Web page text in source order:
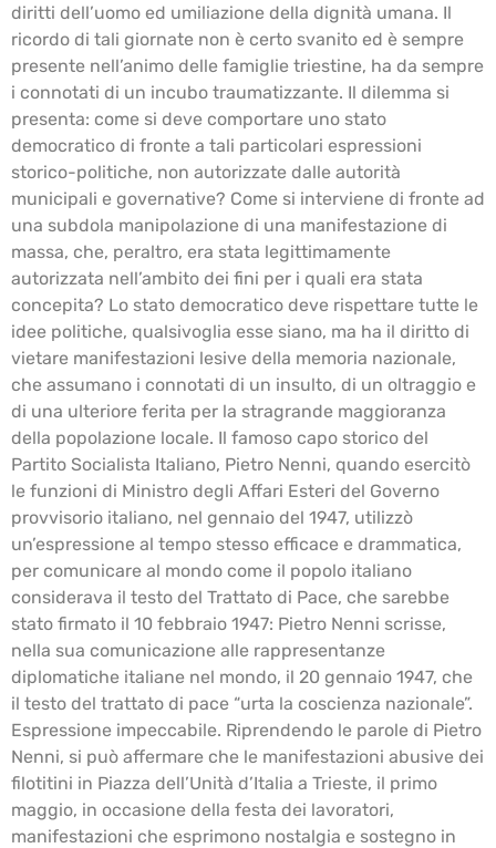
diritti dell’uomo ed umiliazione della dignità umana. Il
ricordo di tali giornate non è certo svanito ed è sempre
presente nell’animo delle famiglie triestine, ha da sempre
i connotati di un incubo traumatizzante. Il dilemma si
presenta: come si deve comportare uno stato
democratico di fronte a tali particolari espressioni
storico-politiche, non autorizzate dalle autorità
municipali e governative? Come si interviene di fronte ad
una subdola manipolazione di una manifestazione di
massa, che, peraltro, era stata legittimamente
autorizzata nell’ambito dei fini per i quali era stata
concepita? Lo stato democratico deve rispettare tutte le
idee politiche, qualsivoglia esse siano, ma ha il diritto di
vietare manifestazioni lesive della memoria nazionale,
che assumano i connotati di un insulto, di un oltraggio e
di una ulteriore ferita per la stragrande maggioranza
della popolazione locale. Il famoso capo storico del
Partito Socialista Italiano, Pietro Nenni, quando esercitò
le funzioni di Ministro degli Affari Esteri del Governo
provvisorio italiano, nel gennaio del 1947, utilizzò
un’espressione al tempo stesso efficace e drammatica,
per comunicare al mondo come il popolo italiano
considerava il testo del Trattato di Pace, che sarebbe
stato firmato il 10 febbraio 1947: Pietro Nenni scrisse,
nella sua comunicazione alle rappresentanze
diplomatiche italiane nel mondo, il 20 gennaio 1947, che
il testo del trattato di pace “urta la coscienza nazionale”.
Espressione impeccabile. Riprendendo le parole di Pietro
Nenni, si può affermare che le manifestazioni abusive dei
filotitini in Piazza dell’Unità d’Italia a Trieste, il primo
maggio, in occasione della festa dei lavoratori,
manifestazioni che esprimono nostalgia e sostegno in